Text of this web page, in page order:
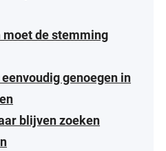
de stemming
genoegen in
blijven zoeken